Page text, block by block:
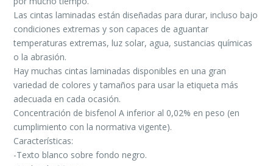
Las cintas laminadas están diseñadas para durar, incluso bajo
condiciones extremas y son capaces de aguantar
temperaturas extremas, luz solar, agua, sustancias químicas
o la abrasión.
Hay muchas cintas laminadas disponibles en una gran
variedad de colores y tamaños para usar la etiqueta más
adecuada en cada ocasión.
Concentración de bisfenol A inferior al 0,02% en peso (en
cumplimiento con la normativa vigente).
Características:
-Texto blanco sobre fondo negro.